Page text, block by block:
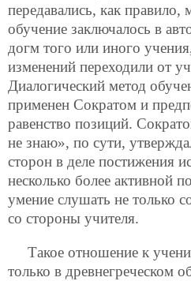
передавались, как правило,
обучение заключалось в
догм того или иного
изменений переходили от
Диалогический метод
применен Сократом и
равенство позиций.
не знаю», по сути,
сторон в деле постижения
несколько более активной
умение слушать не только
со стороны учителя.
Такое отношение к
только в древнегреческом